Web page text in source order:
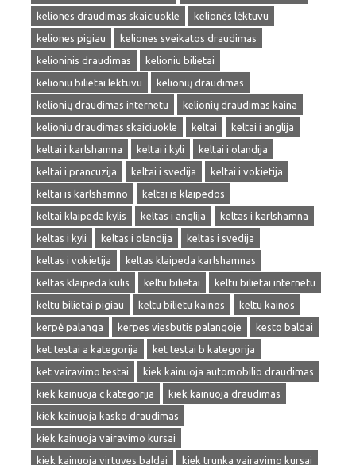
keliones draudimas skaiciuokle
kelionės lėktuvu
keliones pigiau
keliones sveikatos draudimas
kelioninis draudimas
kelioniu bilietai
kelioniu bilietai lektuvu
kelionių draudimas
kelionių draudimas internetu
kelionių draudimas kaina
kelioniu draudimas skaiciuokle
keltai
keltai i anglija
keltai i karlshamna
keltai i kyli
keltai i olandija
keltai i prancuzija
keltai i svedija
keltai i vokietija
keltai is karlshamno
keltai is klaipedos
keltai klaipeda kylis
keltas i anglija
keltas i karlshamna
keltas i kyli
keltas i olandija
keltas i svedija
keltas i vokietija
keltas klaipeda karlshamnas
keltas klaipeda kulis
keltu bilietai
keltu bilietai internetu
keltu bilietai pigiau
keltu bilietu kainos
keltu kainos
kerpė palanga
kerpes viesbutis palangoje
kesto baldai
ket testai a kategorija
ket testai b kategorija
ket vairavimo testai
kiek kainuoja automobilio draudimas
kiek kainuoja c kategorija
kiek kainuoja draudimas
kiek kainuoja kasko draudimas
kiek kainuoja vairavimo kursai
kiek kainuoja virtuves baldai
kiek trunka vairavimo kursai